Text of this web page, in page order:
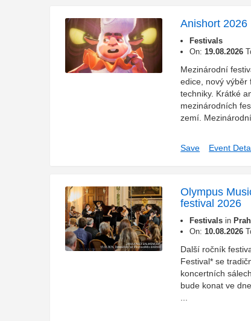
Anishort 2026
Festivals
On:19.08.2026
Mezinárodní
edice, nový výběr
techniky. Krátké
mezinárodních
zemí.
Save Event
Olympus
festival 2026
Festivals in
On:10.08.2026
Další ročník
Festival* se
koncertních
bude konat ve